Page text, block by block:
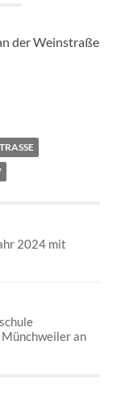
der Weinstraße
2024 mit
an